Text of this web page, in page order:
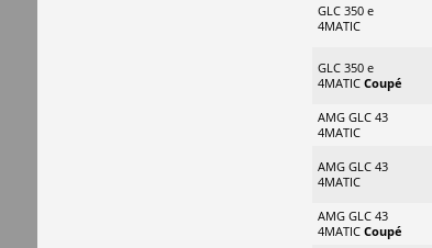
GLC 350 e
4MATIC
GLC 350 e
4MATIC Coupé
AMG GLC 43
4MATIC
AMG GLC 43
4MATIC
AMG GLC 43
4MATIC Coupé